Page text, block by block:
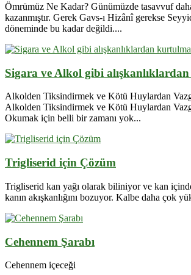
Ömrümüz Ne Kadar? Günümüzde tasavvuf
kazanmıştır. Gerek Gavs-ı Hizânî gerekse
döneminde bu kadar değildi....
Sigara ve Alkol gibi
Alkolden Tiksindirmek ve Kötü Huylardan
Alkolden Tiksindirmek ve Kötü Huylardan
Okumak için belli bir zamanı yok...
Trigliserid için Çözüm
Trigliserid kan yağı olarak biliniyor ve kan
kanın akışkanlığını bozuyor. Kalbe daha çok
Cehennem Şarabı
Cehennem içeceği